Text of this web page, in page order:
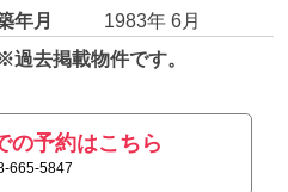
年月
1983年 6月
過去掲載物件です。
の予約はこちら
665-5847